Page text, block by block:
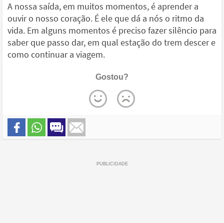
A nossa saída, em muitos momentos, é aprender a
ouvir o nosso coração. É ele que dá a nós o ritmo da
vida. Em alguns momentos é preciso fazer silêncio para
saber que passo dar, em qual estação do trem descer e
como continuar a viagem.
Gostou?